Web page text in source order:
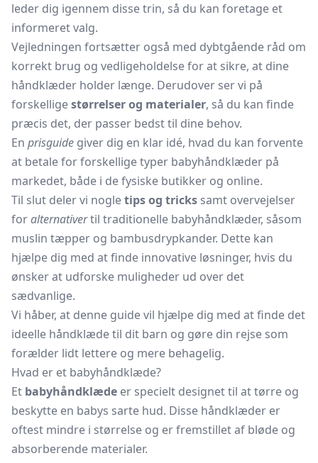
leder dig igennem disse trin, så du kan foretage et
informeret valg.
Vejledningen fortsætter også med dybtgående råd om
korrekt brug og vedligeholdelse for at sikre, at dine
håndklæder holder længe. Derudover ser vi på
forskelligestørrelser og materialer, så du kan finde
præcis det, der passer bedst til dine behov.
En prisguide giver dig en klar idé, hvad du kan forvente
at betale for forskellige typer babyhåndklæder på
markedet, både i de fysiske butikker og online.
Til slut deler vi nogletips og tricks samt overvejelser
foralternativertil traditionelle babyhåndklæder, såsom
muslin tæpper og bambusdrypkander. Dette kan
hjælpe dig med at finde innovative løsninger, hvis du
ønsker at udforske muligheder ud over det
sædvanlige.
Vi håber, at denne guide vil hjælpe dig med at finde det
ideelle håndklæde til dit barn og gøre din rejse som
forælder lidt lettere og mere behagelig.
Hvad er et babyhåndklæde?
Et babyhåndklæde er specielt designet til at tørre og
beskytte en babys sarte hud. Disse håndklæder er
oftest mindre i størrelse og er fremstillet af bløde og
absorberende materialer.